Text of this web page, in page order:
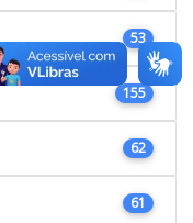
53
155
62
61